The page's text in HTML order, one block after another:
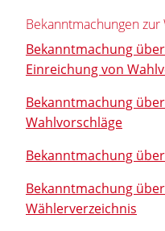
Bekanntmachungen zur
Bekanntmachung
Einreichung von
Bekanntmachung
Wahlvorschläge
Bekanntmachung
Bekanntmachung
Wählerverzeichnis